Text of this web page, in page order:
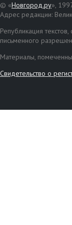
© «Новгород.ру»,
Адрес редакции:
Републикация
письменного
Материалы,
Свидетельство о